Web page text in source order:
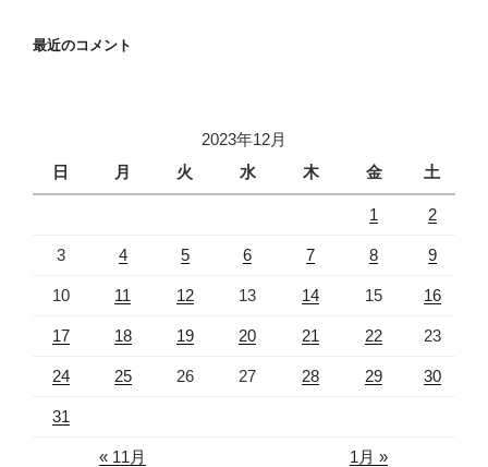
最近のコメント
2023年12月
日
月 火 水 木 金 土
« 11月 1月 »
1 2
3 4 5 6 7 8 9
10 11 12 13 14 15 16
17 18 19 20 21 22 23
24 25 26 27 28 29 30
31